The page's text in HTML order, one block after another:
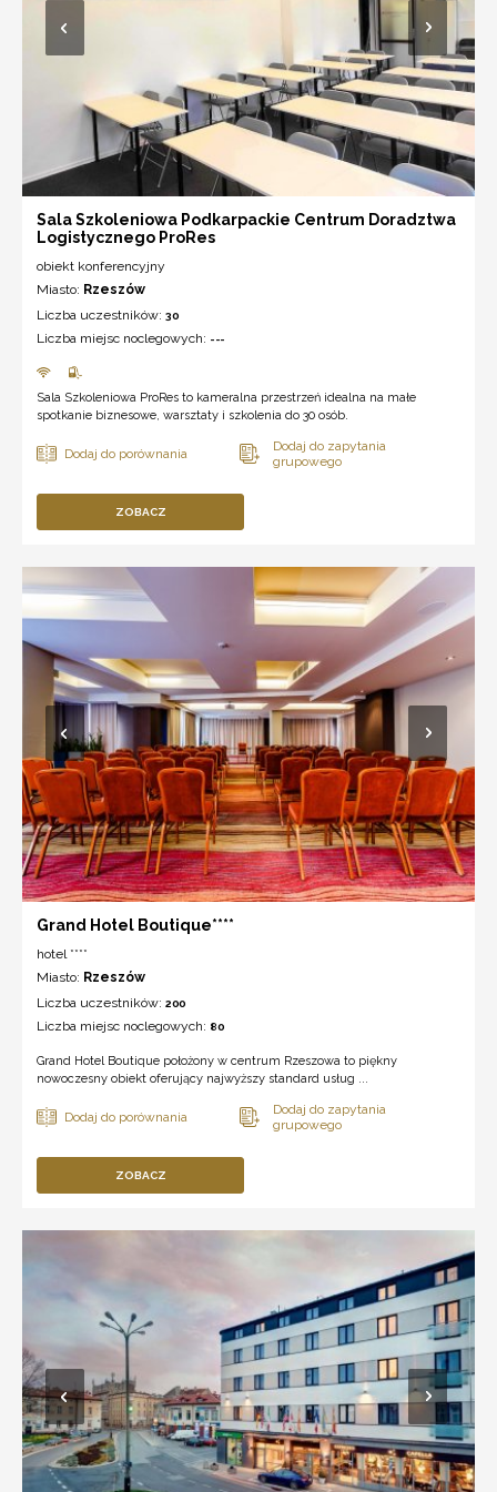
Sala Szkoleniowa Podkarpackie Centrum Doradztwa
Logistycznego ProRes
obiekt konferencyjny
Miasto: Rzeszów
Liczba uczestników: 30
Liczba miejsc noclegowych: ---
Sala Szkoleniowa ProRes to kameralna przestrzeń idealna na małe
spotkanie biznesowe, warsztaty i szkolenia do 30 osób.
ZOBACZ
Grand Hotel Boutique****
hotel ****
Miasto: Rzeszów
Liczba uczestników: 200
Liczba miejsc noclegowych: 80
Grand Hotel Boutique położony w centrum Rzeszowa to piękny
nowoczesny obiekt oferujący najwyższy standard usług ...
ZOBACZ